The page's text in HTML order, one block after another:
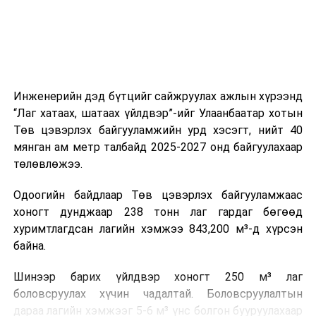
өдөр тутмын ажлын бэлэн байдлыг хангах зэрэг
практик ур чадварыг сургалтын хөтөлбөрт тусгажээ.
Сургалтыг танилцуулах лекц, асуулт-хариулт,
жишээнд суурилсан сургалт, багаар ажиллах дасгал,
танилцах, онцгой нөхцөлд ажиллах дадлага зэрэг
онол, практик хосолсон хэлбэрээр зохион байгуулж
байна.
зохион байгуулах Үндэсний хорооны Ажлын алба,
Нийслэлийн тээврийн газар, Автотээврийн үндэсний
Инженерийн дэд бүтцийг сайжруулах ажлын хүрээнд
“Лаг хатаах, шатаах үйлдвэр”-ийг Улаанбаатар хотын
Төв цэвэрлэх байгууламжийн урд хэсэгт, нийт 40
мянган ам метр талбайд 2025-2027 онд байгуулахаар
төлөвлөжээ.
Одоогийн байдлаар Төв цэвэрлэх байгууламжаас
хоногт дунджаар 238 тонн лаг гардаг бөгөөд
хуримтлагдсан лагийн хэмжээ 843,200 м³-д хүрсэн
байна.
Шинээр барих үйлдвэр хоногт 250 м³ лаг
боловсруулах хүчин чадалтай. Боловсруулалтын
дараа лагийн хэмжээг 5-6 м³ үнс болгон бууруулахаар